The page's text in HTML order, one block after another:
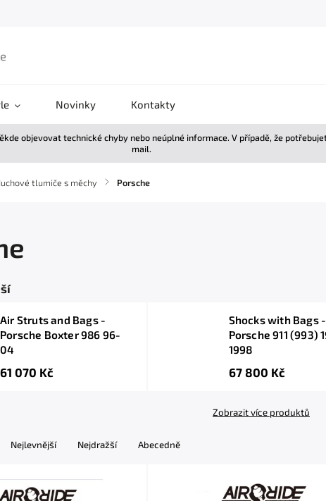
Novinky Kontakty
objevovat technické chyby nebo neúplné informace. V případě, že
mail.
tlumiče s měchy / Porsche
Air Struts and Bags -
Porsche Boxter 986 96-
04
61 070 Kč
Shocks with Bags -
Porsche 911 (993)
1998
67 800 Kč
Zobrazit více produktů
Nejlevnější Nejdražší Abecedně